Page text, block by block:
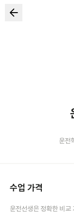
운전
수업 가격
운전선생은 정확한 비교